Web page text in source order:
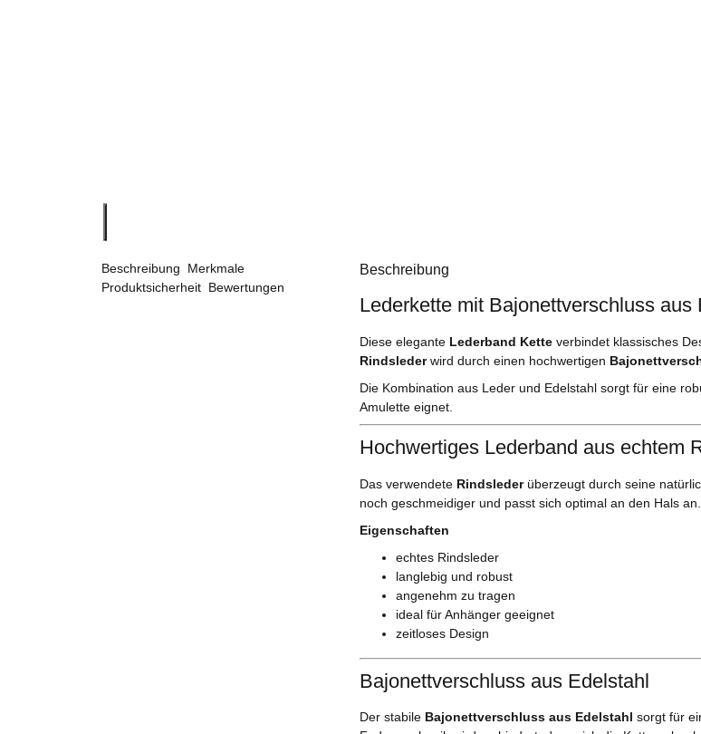
Beschreibung
Merkmale
Produktsicherheit Bewertungen
Beschreibung
Lederkette mit Bajonettverschluss aus
Diese elegante Lederband Kette verbindet klassisches
Rindslederwird durch einen hochwertigen
Die Kombination aus Leder und Edelstahl sorgt für eine
Amulette eignet.
Hochwertiges Lederband aus echtem
Das verwendete Rindslederüberzeugt durch seine
noch geschmeidiger und passt sich optimal an den Hals an.
Eigenschaften
echtes Rindsleder
langlebig und robust
angenehm zu tragen
ideal für Anhänger geeignet
zeitloses Design
Bajonettverschluss aus Edelstahl
Der stabile Bajonettverschluss aus Edelstahl sorgt für